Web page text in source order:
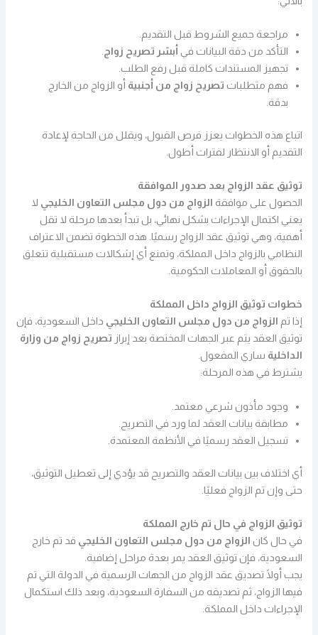
مراجعة جميع الشروط قبل التقديم.
التأكد من دقة البيانات في أبشر تصريح زواج
تجهيز المستندات كاملة قبل رفع الطلب.
فهم متطلبات تصريح زواج من أجنبية أو الزواج من الخارج
بدقة.
اتباع هذه الخطوات يعزز فرص القبول، ويقلل من الحاجة لإعادة
التقديم أو الانتظار لفترات أطول.
توثيق عقد الزواج بعد صدور الموافقة
الحصول على موافقة الزواج من دول مجلس التعاون الخليجي لا
يعني اكتمال الإجراءات بشكل نهائي، بل تبدأ بعدها مرحلة لا تقل
أهمية، وهي توثيق عقد الزواج رسميًا. هذه الخطوة تضمن الاعتراف
النظامي بالزواج داخل المملكة، وتمنع أي إشكالات مستقبلية تتعلق
بالحقوق أو المعاملات الحكومية.
خطوات توثيق الزواج داخل المملكة
إذا تم الزواج من دول مجلس التعاون الخليجي داخل السعودية، فإن
توثيق العقد يتم عبر الجهات المختصة بعد إبراز تصريح زواج من وزارة
الداخلية ساري المفعول.
يشترط في هذه المرحلة:
وجود مأذون شرعي معتمد.
مطابقة بيانات العقد لما ورد في التصريح.
تسجيل العقد رسميًا في الأنظمة المعتمدة.
أي اختلاف بين بيانات العقد والتصريح قد يؤدي إلى تعطيل التوثيق،
حتى وإن تم الزواج فعليًا.
توثيق الزواج في حال تم خارج المملكة
في حال كان الزواج من دول مجلس التعاون الخليجي قد تم خارج
السعودية، فإن توثيق العقد يمر بعدة مراحل إضافية.
يجب أولًا تصديق عقد الزواج من الجهات الرسمية في الدولة التي تم
فيها الزواج، ثم تصديقه من السفارة السعودية، وبعد ذلك استكمال
الإجراءات داخل المملكة.